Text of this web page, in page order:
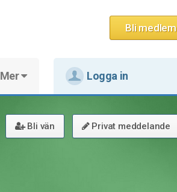
Bli medlem
Mer Logga in
Bli vän Privat meddelande